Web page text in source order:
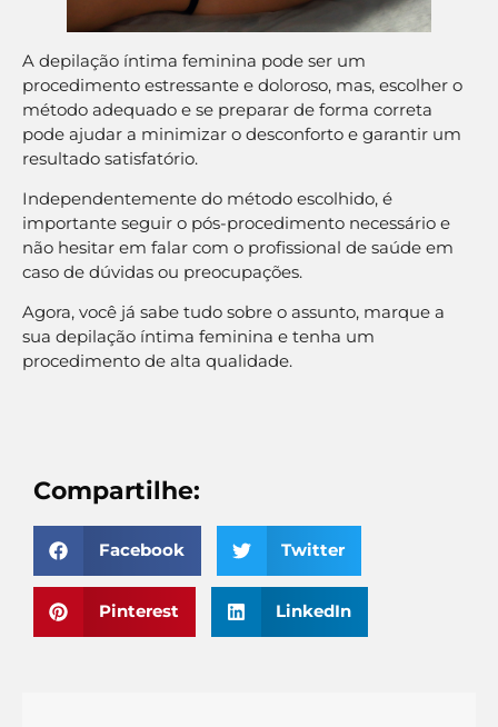
A depilação íntima feminina pode ser um
procedimento estressante e doloroso, mas, escolher o
método adequado e se preparar de forma correta
pode ajudar a minimizar o desconforto e garantir um
resultado satisfatório.
Independentemente do método escolhido, é
importante seguir o pós-procedimento necessário e
não hesitar em falar com o profissional de saúde em
caso de dúvidas ou preocupações.
Agora, você já sabe tudo sobre o assunto, marque a
sua depilação íntima feminina e tenha um
procedimento de alta qualidade.
Compartilhe:
Facebook Twitter
Pinterest LinkedIn